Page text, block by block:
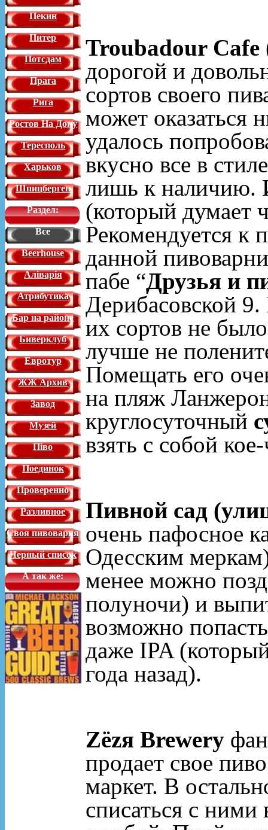
Пекин
Питер
Потсдам
Прага
Рига
Ростов На Дону
Тересполь
Харьков
Шпицберген
Раздел:
Все
Beerhouse
Аліварія
Атрибутика
Бар на районе
Биверклуб
Евротур
ЖЖ Архив
Завод
Музей
Піво
Поединок
Проверенно
Разливное
Своя пивоварня
Черный список
А так же:
Troubadour Cafe
дорогой и
сортов своего
может оказаться
удалось
вкусно все в
лишь к наличию.
(который думает
Рекомендуется к
данной
пабе “Друзья и
Дерибасовской
их сортов не
лучше не
Помещать его
на пляж
круглосуточный
взять с собой
Пивной сад
очень пафосное
Одесским
менее можно
полуночи) и
возможно
даже IPA
года назад).
Zёzя Brewery
продает свое
маркет. В
списаться с